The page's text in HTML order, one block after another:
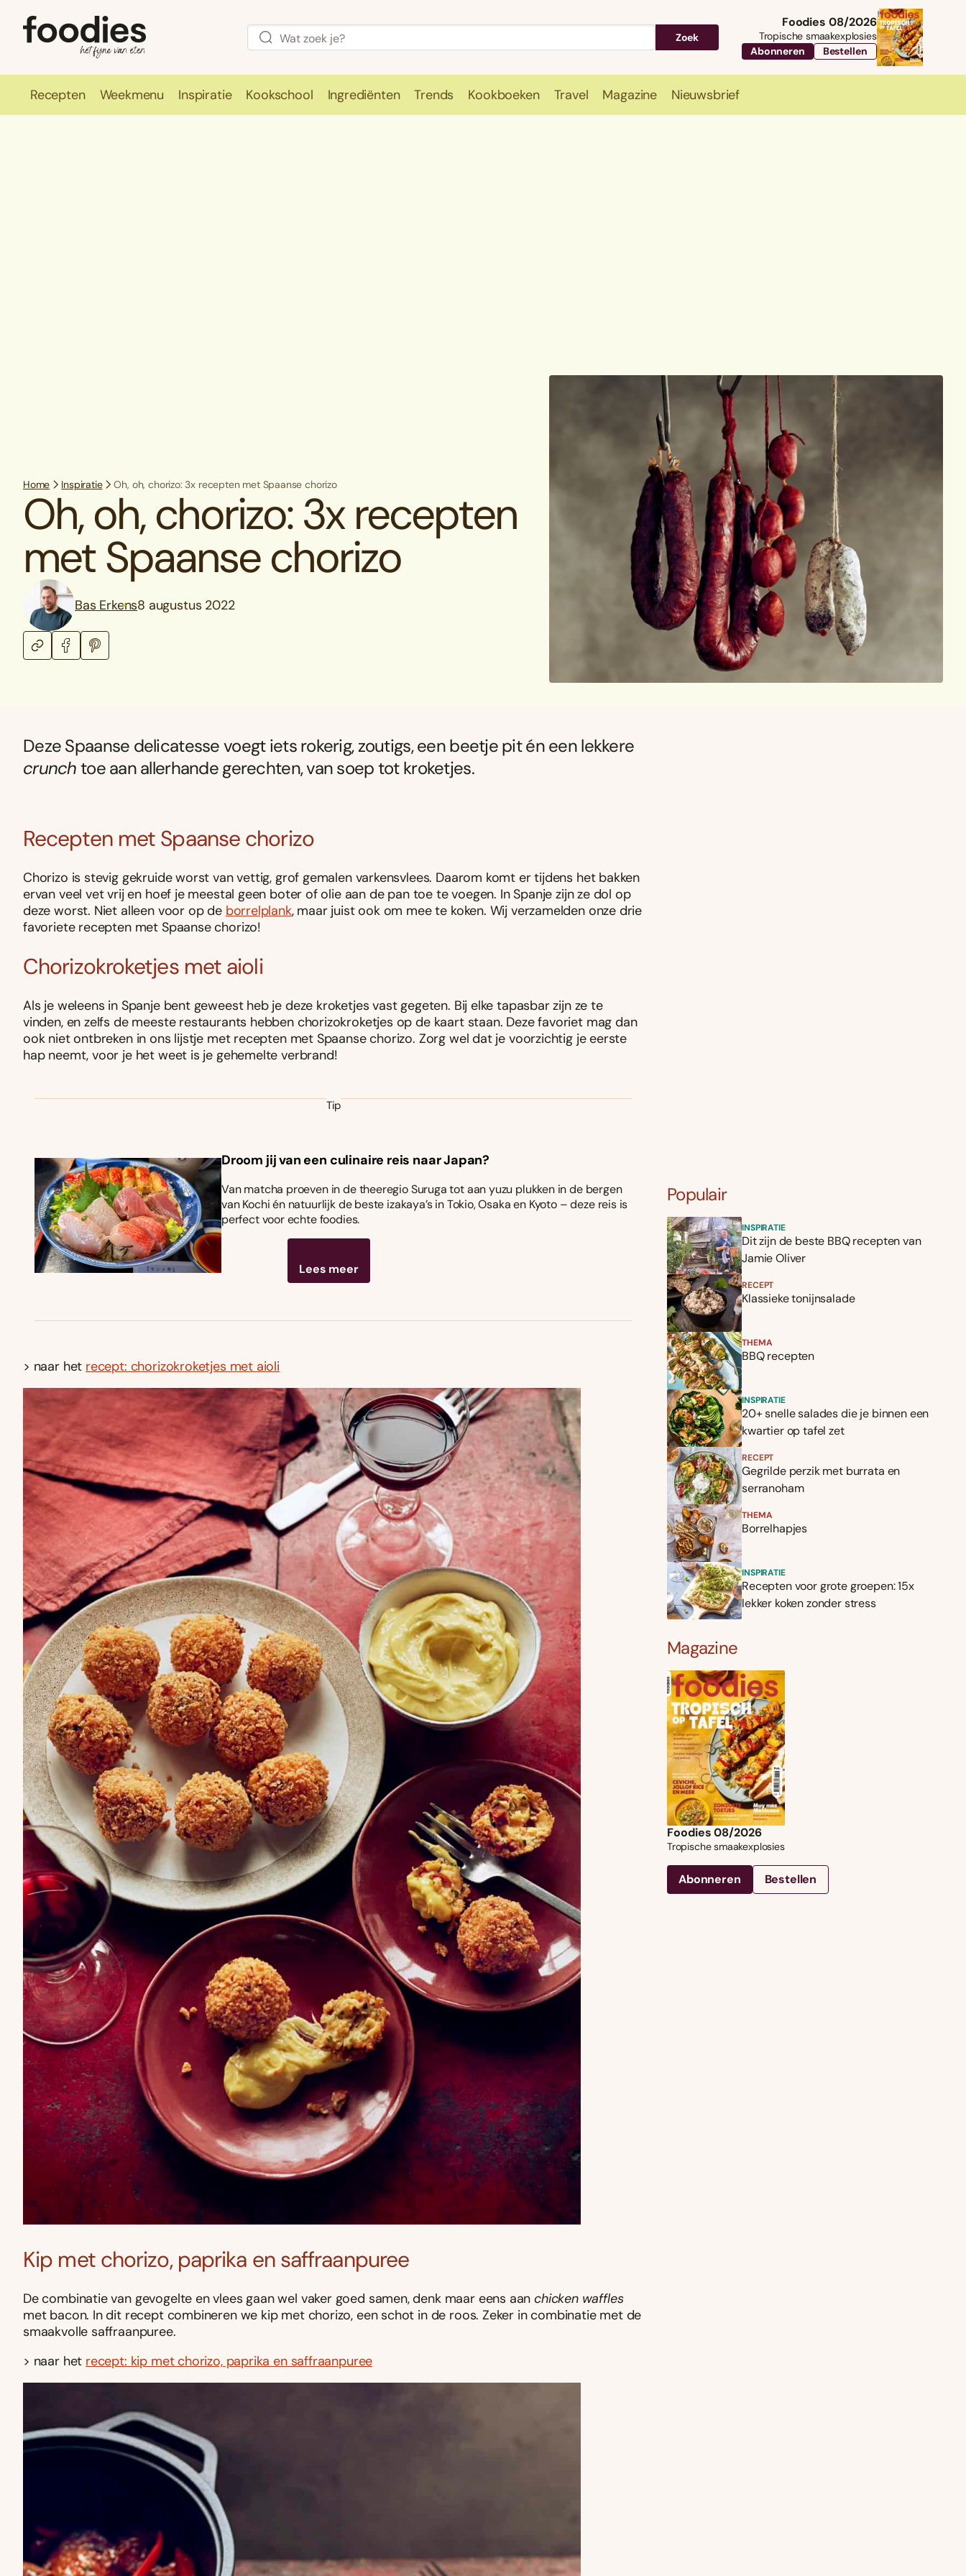
Zoek
Foodies 08/2026
Tropische smaakexplosies
Abonneren
Bestellen
Recepten Weekmenu Inspiratie Kookschool Ingrediënten Trends Kookboeken Travel Magazine Nieuwsbrief
Home Inspiratie Oh, oh, chorizo: 3x recepten met Spaanse chorizo
Oh, oh, chorizo: 3x recepten
met Spaanse chorizo
Bas Erkens8 augustus 2022
Deze Spaanse delicatesse voegt iets rokerig, zoutigs, een beetje pit én een lekkere
crunchtoe aan allerhande gerechten, van soep tot kroketjes.
Recepten met Spaanse chorizo
Chorizo is stevig gekruide worst van vettig, grof gemalen varkensvlees. Daarom komt er tijdens het bakken
ervan veel vet vrij en hoef je meestal geen boter of olie aan de pan toe te voegen. In Spanje zijn ze dol op
deze worst. Niet alleen voor op de borrelplank, maar juist ook om mee te koken. Wij verzamelden onze drie
favoriete recepten met Spaanse chorizo!
Chorizokroketjes met aioli
Als je weleens in Spanje bent geweest heb je deze kroketjes vast gegeten. Bij elke tapasbar zijn ze te
vinden, en zelfs de meeste restaurants hebben chorizokroketjes op de kaart staan. Deze favoriet mag dan
ook niet ontbreken in ons lijstje met recepten met Spaanse chorizo. Zorg wel dat je voorzichtig je eerste
hap neemt, voor je het weet is je gehemelte verbrand!
Tip
Droom jij van een culinaire reis naar Japan?
Van matcha proeven in de theeregio Suruga tot aan yuzu plukken in de bergen
van Kochi én natuurlijk de beste izakaya’s in Tokio, Osaka en Kyoto – deze reis is
perfect voor echte foodies.
Lees meer
> naar het recept: chorizokroketjes met aioli
Kip met chorizo, paprika en saffraanpuree
De combinatie van gevogelte en vlees gaan wel vaker goed samen, denk maar eens aanchicken waffles
met bacon. In dit recept combineren we kip met chorizo, een schot in de roos. Zeker in combinatie met de
smaakvolle saffraanpuree.
> naar het recept: kip met chorizo, paprika en saffraanpuree
Populair
INSPIRATIE
Dit zijn de beste BBQ recepten van
Jamie Oliver
RECEPT
Klassieke tonijnsalade
THEMA
BBQ recepten
INSPIRATIE
20+ snelle salades die je binnen een
kwartier op tafel zet
RECEPT
Gegrilde perzik met burrata en
serranoham
THEMA
Borrelhapjes
INSPIRATIE
Recepten voor grote groepen: 15x
lekker koken zonder stress
Magazine
Foodies 08/2026
Tropische smaakexplosies
Abonneren Bestellen